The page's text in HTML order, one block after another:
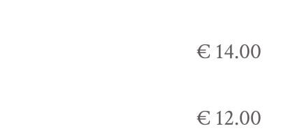
€ 14.00
€ 12.00